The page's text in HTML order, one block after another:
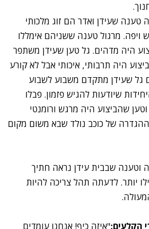
טענה שעידן ואדר הם זוג מלכותי
ויפה. מרגול טענה ששניהם אימללו
היה מדהים. גל טען שעידן משתפר
היה תרבותי, איכותי אבל לא קורע
גל שעידן מתקדם משבוע לשבוע
שיודעות להגיש פזמון. פבלו
שהביצוע היה מרגש ורומנטי
ההגדרה של כוכב נולד שבא משום מקום
וטענה שבבית עידן נראה חתיך
יותר. לדעתה תהל צריכה להיות
הקלעים:"איזה כיף! אנחנו עומדים